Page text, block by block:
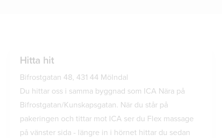
Hitta hit
Bifrostgatan 48, 431 44 Mölndal
Du hittar oss i samma byggnad som ICA Nära på
Bifrostgatan/Kunskapsgatan. När du står på
pakeringen och tittar mot ICA ser du Flex massage
på vänster sida - längre in i hörnet hittar du sedan